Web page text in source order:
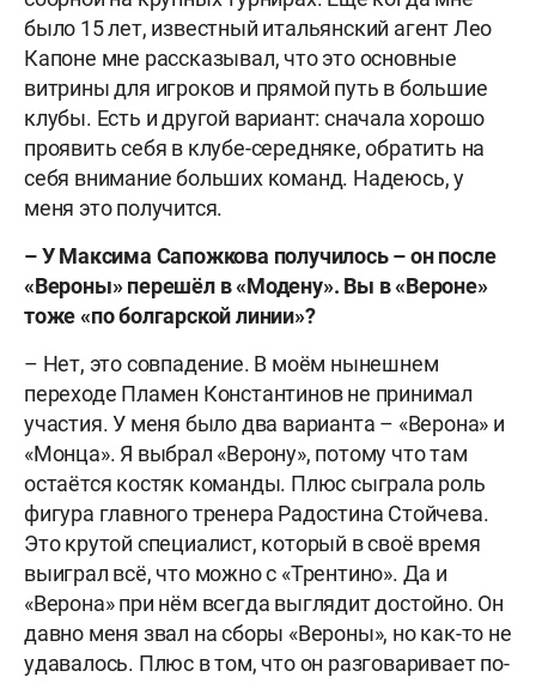
было 15 лет, известный итальянский агент Лео
Капоне мне рассказывал, что это основные
витрины для игроков и прямой путь в большие
клубы. Есть и другой вариант: сначала хорошо
проявить себя в клубе-середняке, обратить на
себя внимание больших команд. Надеюсь, у
меня это получится.
– У Максима Сапожкова получилось – он после
«Вероны» перешёл в «Модену». Вы в «Вероне»
тоже «по болгарской линии»?
– Нет, это совпадение. В моём нынешнем
переходе Пламен Константинов не принимал
участия. У меня было два варианта – «Верона» и
«Монца». Я выбрал «Верону», потому что там
остаётся костяк команды. Плюс сыграла роль
фигура главного тренера Радостина Стойчева.
Это крутой специалист, который в своё время
выиграл всё, что можно с «Трентино». Да и
«Верона» при нём всегда выглядит достойно. Он
давно меня звал на сборы «Вероны», но как-то не
удавалось. Плюс в том, что он разговаривает по-